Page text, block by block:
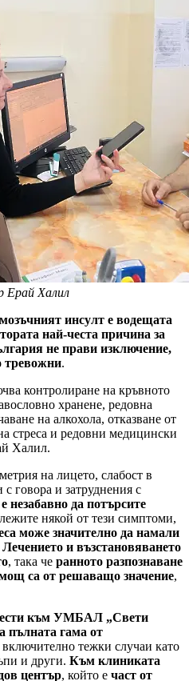
Ерай Халил
инсулт е водещата
най-честа причина за
не прави изключение,
тревожни.
контролиране на кръвното
хранене, редовна
на алкохола, отказване от
стреса и редовни медицински
Халил.
на лицето, слабост в
говора и затруднения с
незабавно да потърсите
някой от тези симптоми,
може значително да намали
Лечението и възстановяването
, така че ранното разпознаване
са от решаващо значение,
към УМБАЛ „Свети
пълната гама от
включително тежки случаи като
и други. Към клиниката
център, който е част от